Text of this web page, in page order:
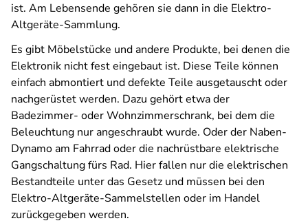
ist. Am Lebensende gehören sie dann in die Elektro-
Altgeräte-Sammlung.
Es gibt Möbelstücke und andere Produkte, bei denen die
Elektronik nicht fest eingebaut ist. Diese Teile können
einfach abmontiert und defekte Teile ausgetauscht oder
nachgerüstet werden. Dazu gehört etwa der
Badezimmer- oder Wohnzimmerschrank, bei dem die
Beleuchtung nur angeschraubt wurde. Oder der Naben-
Dynamo am Fahrrad oder die nachrüstbare elektrische
Gangschaltung fürs Rad. Hier fallen nur die elektrischen
Bestandteile unter das Gesetz und müssen bei den
Elektro-Altgeräte-Sammelstellen oder im Handel
zurückgegeben werden.